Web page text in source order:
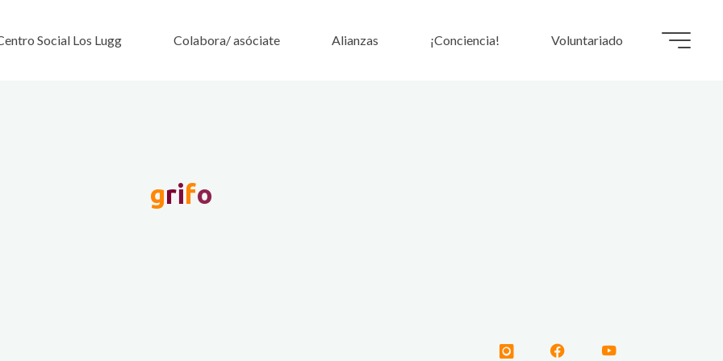
Social Los Lugg Colabora/ asóciate Alianzas ¡Conciencia! Voluntariado
grifo